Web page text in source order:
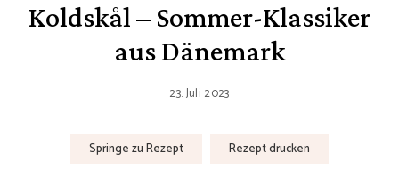
Koldskål – Sommer-Klassiker
aus Dänemark
23. Juli 2023
Springe zu Rezept Rezept drucken